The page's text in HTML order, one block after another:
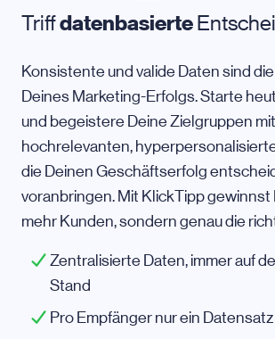
Triffdatenbasierte
Konsistente und valide Daten sind
Deines Marketing-Erfolgs. Starte
und begeistere Deine Zielgruppen mit
hochrelevanten,
die Deinen Geschäftserfolg
voranbringen. Mit KlickTipp gewinnst
mehr Kunden, sondern genau die
Zentralisierte Daten, immer auf
Stand
Pro Empfänger nur ein Datensatz